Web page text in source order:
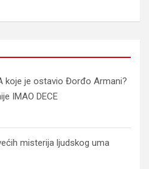
koje je ostavio Đorđo Armani?
IMAO DECE
misterija ljudskog uma